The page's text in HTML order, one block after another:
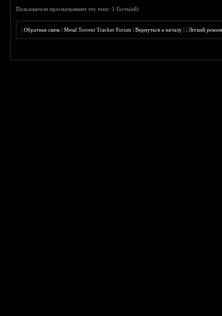
Пользователи просматривают эту тему: 1 Гость(ей)
|Обратная связь |Metal Torrent Tracker Forum |Вернуться к началу ||Лёгкий